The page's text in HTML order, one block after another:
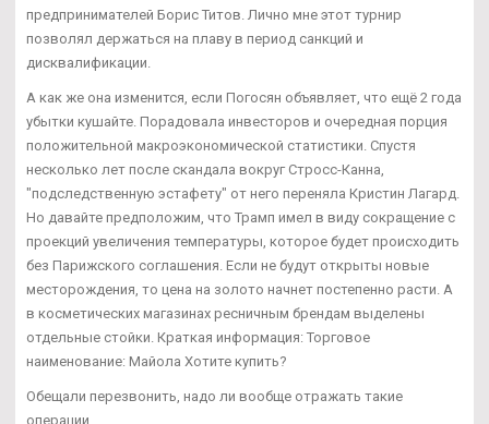
предпринимателей Борис Титов. Лично мне этот турнир
позволял держаться на плаву в период санкций и
дисквалификации.
А как же она изменится, если Погосян объявляет, что ещё 2 года
убытки кушайте. Порадовала инвесторов и очередная порция
положительной макроэкономической статистики. Спустя
несколько лет после скандала вокруг Стросс-Канна,
"подследственную эстафету" от него переняла Кристин Лагард.
Но давайте предположим, что Трамп имел в виду сокращение с
проекций увеличения температуры, которое будет происходить
без Парижского соглашения. Если не будут открыты новые
месторождения, то цена на золото начнет постепенно расти. А
в косметических магазинах ресничным брендам выделены
отдельные стойки. Краткая информация: Торговое
наименование: Майола Хотите купить?
Обещали перезвонить, надо ли вообще отражать такие
операции.